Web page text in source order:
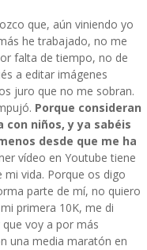
que, aún viniendo yo
he trabajado, no me
falta de tiempo, no de
a editar imágenes
juro que no me sobran.
Porque consideran
niños, y ya sabéis
desde que me ha
vídeo en Youtube tiene
vida. Porque os digo
parte de mí, no quiero
primera 10K, me di
voy a por más
una media maratón en